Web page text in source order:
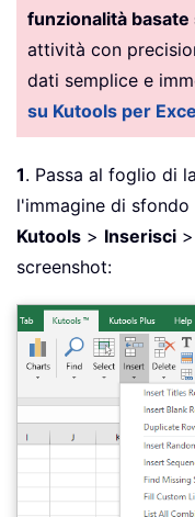
funzionalità basate
attività con
dati semplice e
su Kutools per
1. Passa al foglio di
l'immagine di
Kutools > Inserisci >
screenshot: